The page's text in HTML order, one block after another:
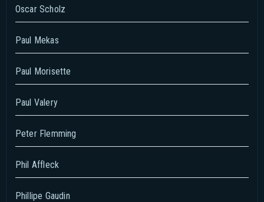
Oscar Scholz
Paul Mekas
Paul Morisette
Paul Valery
Peter Flemming
Phil Affleck
Phillipe Gaudin